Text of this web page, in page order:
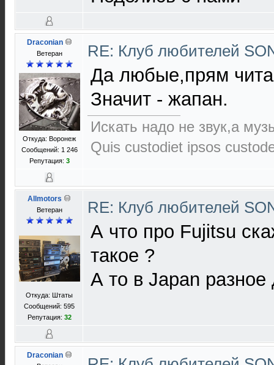
Draconian
Ветеран
Откуда: Воронеж
Сообщений: 1 246
Репутация: 3
RE: Клуб любителей
Да любые,прям
Значит - жапан.
Искать надо не звук,а
Quis custodiet ipsos
Allmotors
Ветеран
Откуда: Штаты
Сообщений: 595
Репутация: 32
RE: Клуб любителей
А что про Fujitsu
такое ?
А то в Japan разное
Draconian